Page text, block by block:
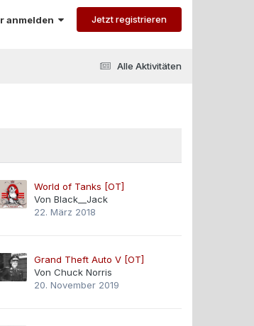
anmelden Jetzt registrieren
Alle Aktivitäten
World of Tanks [OT]
Von Black__Jack
22. März 2018
Grand Theft Auto V [OT]
Von Chuck Norris
20. November 2019